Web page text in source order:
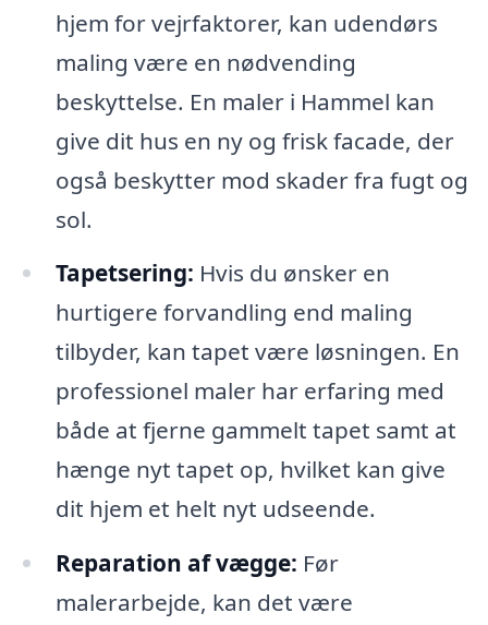
hjem for vejrfaktorer, kan udendørs
maling være en nødvending
beskyttelse. En maler i Hammel kan
give dit hus en ny og frisk facade, der
også beskytter mod skader fra fugt og
sol.
Tapetsering: Hvis du ønsker en
hurtigere forvandling end maling
tilbyder, kan tapet være løsningen. En
professionel maler har erfaring med
både at fjerne gammelt tapet samt at
hænge nyt tapet op, hvilket kan give
dit hjem et helt nyt udseende.
Reparation af vægge: Før
malerarbejde, kan det være